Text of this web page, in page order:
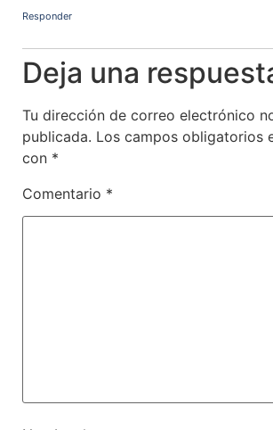
Responder
Deja una
Tu dirección de correo electrónico
publicada. Los campos obligatorios
con *
Comentario *